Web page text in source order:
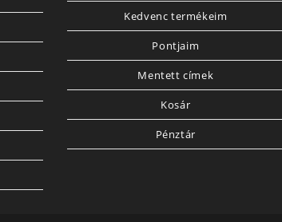
Kedvenc termékeim
Pontjaim
Mentett címek
Kosár
Pénztár